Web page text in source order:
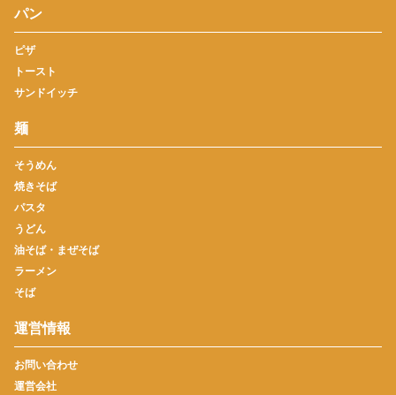
パン
ピザ
トースト
サンドイッチ
麺
そうめん
焼きそば
パスタ
うどん
油そば・まぜそば
ラーメン
そば
運営情報
お問い合わせ
運営会社